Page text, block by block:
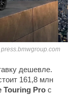
press.bmwgroup.com
дешевле.
161,8 млн
Touring Pro с